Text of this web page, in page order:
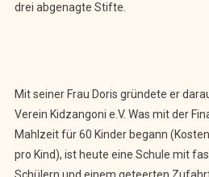
drei abgenagte Stifte.
Mit seiner Frau Doris gründete er
Verein Kidzangoni e.V. Was mit der
Mahlzeit für 60 Kinder begann
pro Kind), ist heute eine Schule mit
Schülern und einem geteerten